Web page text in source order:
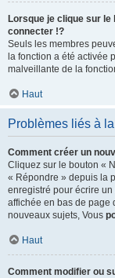
Lorsque je clique sur le
connecter !?
Seuls les membres
la fonction a été activée
malveillante de la
Haut
Problèmes liés à
Comment créer un
Cliquez sur le bouton «
« Répondre » depuis la
enregistré pour écrire
affichée en bas de page
nouveaux sujets, Vous
Haut
Comment modifier ou